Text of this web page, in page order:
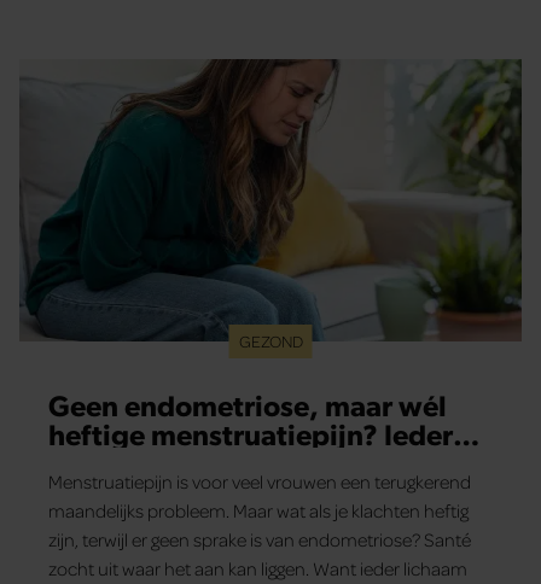
GEZOND
Geen endometriose, maar wél
heftige menstruatiepijn? Ieder
Menstruatiepijn is voor veel vrouwen een terugkerend
maandelijks probleem. Maar wat als je klachten heftig
zijn, terwijl er geen sprake is van endometriose? Santé
zocht uit waar het aan kan liggen. Want ieder lichaam